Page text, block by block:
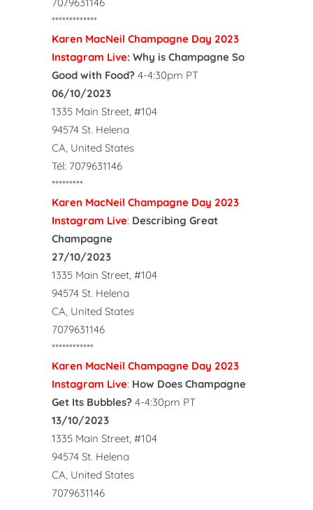
*************
Karen MacNeil Champagne Day 2023
Instagram Live: Why is Champagne So
Good with Food? 4-4:30pm PT
06/10/2023
1335 Main Street, #104
94574 St. Helena
CA, United States
Tél: 7079631146
*********
Karen MacNeil Champagne Day 2023
Instagram Live: Describing Great
Champagne
27/10/2023
1335 Main Street, #104
94574 St. Helena
CA, United States
7079631146
************
Karen MacNeil Champagne Day 2023
Instagram Live: How Does Champagne
Get Its Bubbles? 4-4:30pm PT
13/10/2023
1335 Main Street, #104
94574 St. Helena
CA, United States
7079631146